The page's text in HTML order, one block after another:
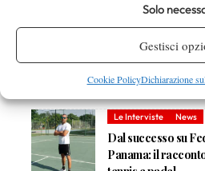
Solo
Gestisci
Cookie PolicyDichiarazione
Sinner, check-up
prevenzione e
americana
Le Interviste News
Dal successo su
Panama: il